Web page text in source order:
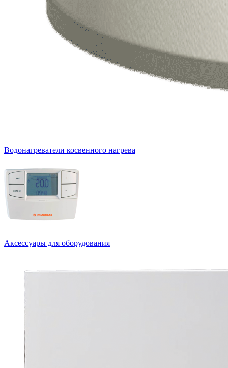
Водонагреватели косвенного нагрева
Аксессуары для оборудования